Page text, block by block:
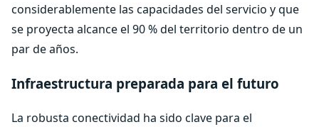
considerablemente las capacidades del servicio y que
se proyecta alcance el 90 % del territorio dentro de un
par de años.
Infraestructura preparada para el futuro
La robusta conectividad ha sido clave para el